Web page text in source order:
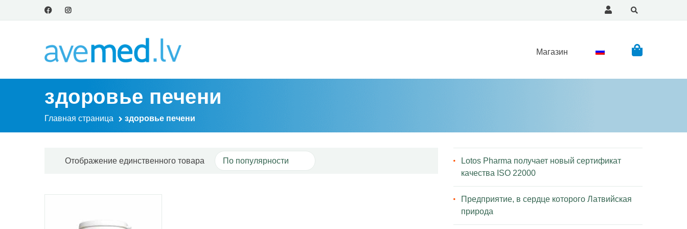
Магазин
здоровье печени
Главная страница здоровье печени
Отображение единственного товара
Lotos Pharma получает новый сертификат
качества ISO 22000
Предприятие, в сердце которого Латвийская
природа